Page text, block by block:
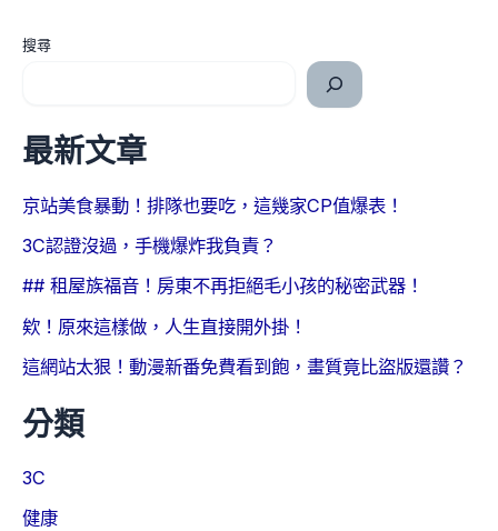
搜尋
最新文章
京站美食暴動！排隊也要吃，這幾家CP值爆表！
3C認證沒過，手機爆炸我負責？
## 租屋族福音！房東不再拒絕毛小孩的秘密武器！
欸！原來這樣做，人生直接開外掛！
這網站太狠！動漫新番免費看到飽，畫質竟比盜版還讚？
分類
3C
健康